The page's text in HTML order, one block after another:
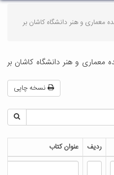
معماری و هنر دانشگاه کاشان بر
و هنر دانشگاه کاشان بر
نسخه چاپی
ردیف عنوان کتاب